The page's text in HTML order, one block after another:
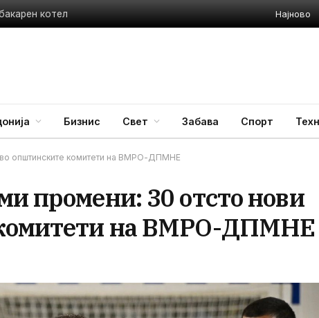
котел Најново
Бизнис Свет Забава Спорт
во општинските комитети на ВМРО-ДПМНЕ
промени: 30 отсто нови
на ВМРО-ДПМНЕ